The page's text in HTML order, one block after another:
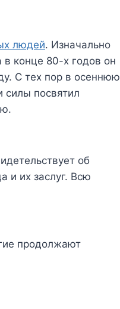
людей. Изначально
в конце 80-х годов он
С тех пор в осеннюю
силы посвятил
об
и их заслуг. Всю
продолжают